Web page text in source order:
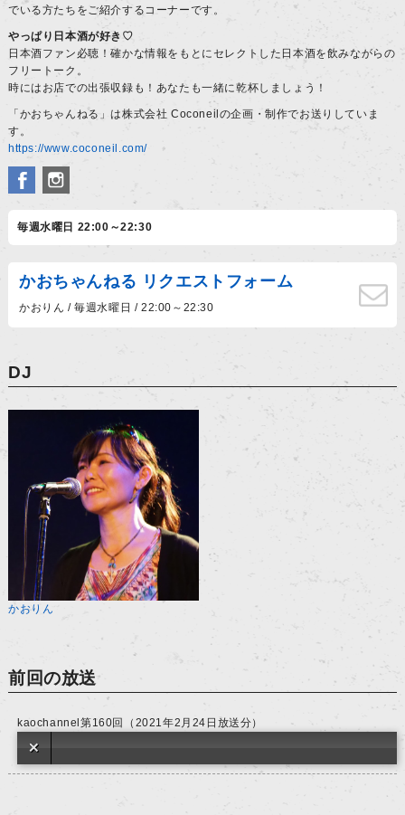
でいる方たちをご紹介するコーナーです。
やっぱり日本酒が好き♡
日本酒ファン必聴！確かな情報をもとにセレクトした日本酒を飲みながらの
フリートーク。
時にはお店での出張収録も！あなたも一緒に乾杯しましょう！
「かおちゃんねる」は株式会社 Coconeilの企画・制作でお送りしていま
す。
https://www.coconeil.com/
毎週水曜日 22:00～22:30
かおちゃんねる リクエストフォーム
かおりん / 毎週水曜日 / 22:00～22:30
DJ
かおりん
前回の放送
kaochannel第160回（2021年2月24日放送分）